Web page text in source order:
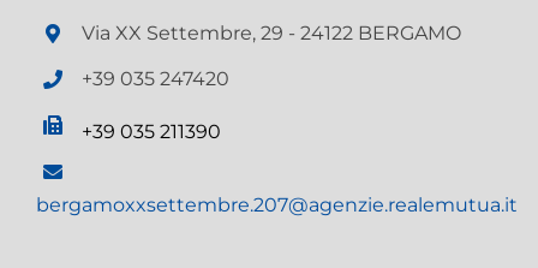
Via XX Settembre, 29 - 24122 BERGAMO
+39 035 247420
+39 035 211390
bergamoxxsettembre.207@agenzie.realemutua.it